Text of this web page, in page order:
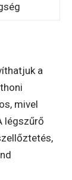
a
mivel
légszűrő